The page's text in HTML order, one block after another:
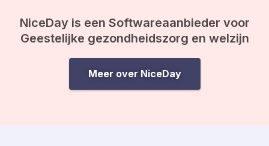
NiceDay is een Softwareaanbieder voor
Geestelijke gezondheidszorg en welzijn
Meer over NiceDay